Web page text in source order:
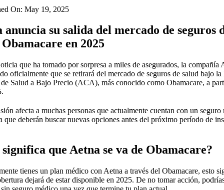
On: May 19, 2025
anuncia su salida del mercado de seguros
en 2025
que ha tomado por sorpresa a miles de asegurados, la compañía
oficialmente que se retirará del mercado de seguros de salud bajo
Salud a Bajo Precio (ACA), más conocido como Obamacare, a
afecta a muchas personas que actualmente cuentan con un seguro
que deberán buscar nuevas opciones antes del próximo período de
que Aetna se va de Obamacare?
tienes un plan médico con Aetna a través del Obamacare, esto
dejará de estar disponible en 2025. De no tomar acción,